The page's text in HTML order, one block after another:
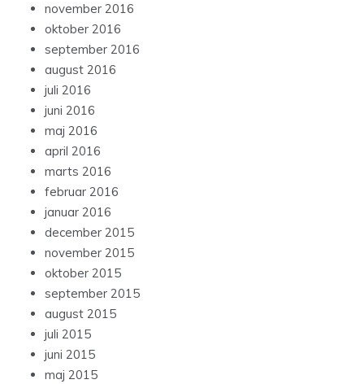
november 2016
oktober 2016
september 2016
august 2016
juli 2016
juni 2016
maj 2016
april 2016
marts 2016
februar 2016
januar 2016
december 2015
november 2015
oktober 2015
september 2015
august 2015
juli 2015
juni 2015
maj 2015